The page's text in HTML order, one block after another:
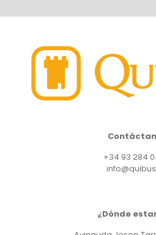
+34 93 284
¿Dónde